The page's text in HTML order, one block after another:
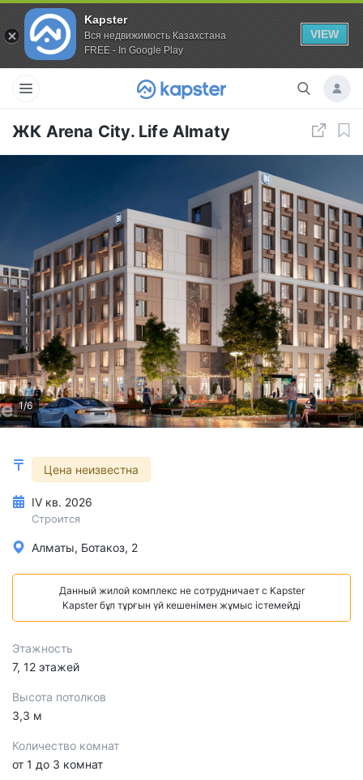
Kapster
Вся недвижимость Казахстана
FREE - In Google Play
VIEW
ЖК Arena City. Life Almaty
1/6
Цена неизвестна
IV кв. 2026
Строится
Алматы, Ботакоз, 2
Данный жилой комплекс не сотрудничает с Kapster
Kapster бұл тұрғын үй кешенімен жұмыс істемейді
Этажность
7, 12 этажей
Высота потолков
3,3 м
Количество комнат
от 1 до 3 комнат